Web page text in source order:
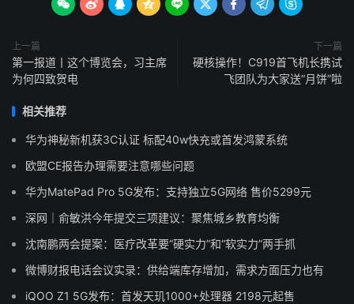
        
上一篇
第一报道丨这个博览会，习主席
为何四致贺电
下一篇
硬核操作！C919首飞机长携试
飞团队为大家送“月饼”啦
相关推荐
华为神秘新机获3C认证 标配40w快充或首发鸿蒙系统
欧盟CE报告办理需要注意哪些问题
华为MatePad Pro 5G发布：支持独立5G网络 售价5299元
深网｜俞敏洪今年提交三项建议：聚焦城乡教育均衡
沈南鹏两会提案：医疗改革要“硬实力”和“软实力”两手抓
微博财报电话会议实录：供给端库存增加，需求方面压力也有
iQOO Z1 5G发布：首发天玑1000+处理器 2198元起售